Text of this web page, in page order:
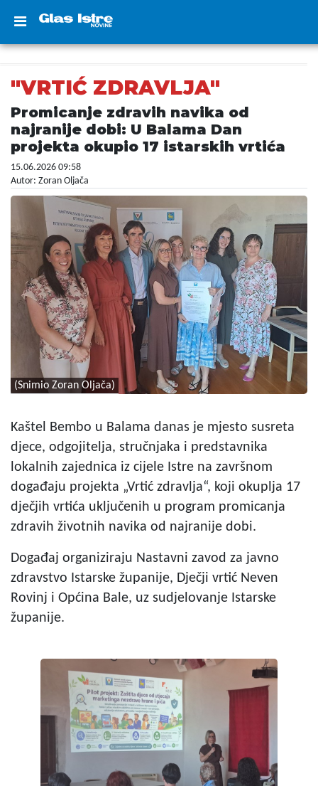
"VRTIĆ ZDRAVLJA"
Promicanje zdravih navika od
najranije dobi: U Balama Dan
projekta okupio 17 istarskih vrtića
15.06.2026 09:58
Autor: Zoran Oljača
(Snimio Zoran Oljača)
Kaštel Bembo u Balama danas je mjesto susreta
djece, odgojitelja, stručnjaka i predstavnika
lokalnih zajednica iz cijele Istre na završnom
događaju projekta „Vrtić zdravlja“, koji okuplja 17
dječjih vrtića uključenih u program promicanja
zdravih životnih navika od najranije dobi.
Događaj organiziraju Nastavni zavod za javno
zdravstvo Istarske županije, Dječji vrtić Neven
Rovinj i Općina Bale, uz sudjelovanje Istarske
županije.